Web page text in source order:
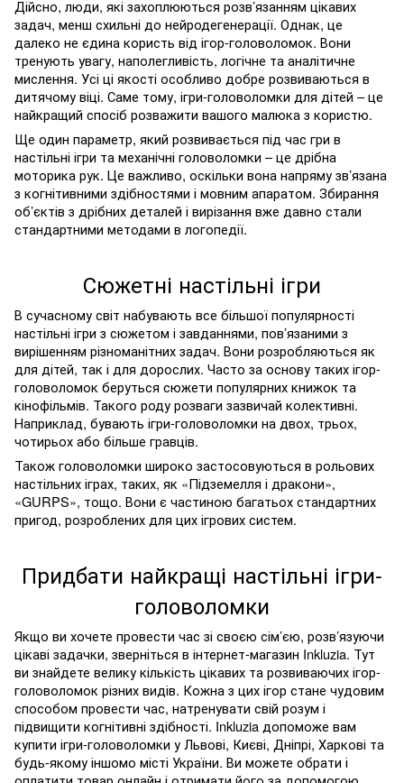
Дійсно, люди, які захоплюються розв’язанням цікавих
задач, менш схильні до нейродегенерації. Однак, це
далеко не єдина користь від ігор-головоломок. Вони
тренують увагу, наполегливість, логічне та аналітичне
мислення. Усі ці якості особливо добре розвиваються в
дитячому віці. Саме тому, ігри-головоломки для дітей – це
найкращий спосіб розважити вашого малюка з користю.
Ще один параметр, який розвивається під час гри в
настільні ігри та механічні головоломки – це дрібна
моторика рук. Це важливо, оскільки вона напряму зв’язана
з когнітивними здібностями і мовним апаратом. Збирання
об’єктів з дрібних деталей і вирізання вже давно стали
стандартними методами в логопедії.
Сюжетні настільні ігри
В сучасному світ набувають все більшої популярності
настільні ігри з сюжетом і завданнями, пов’язаними з
вирішенням різноманітних задач. Вони розробляються як
для дітей, так і для дорослих. Часто за основу таких ігор-
головоломок беруться сюжети популярних книжок та
кінофільмів. Такого роду розваги зазвичай колективні.
Наприклад, бувають ігри-головоломки на двох, трьох,
чотирьох або більше гравців.
Також головоломки широко застосовуються в рольових
настільних іграх, таких, як «Підземелля і дракони»,
«GURPS», тощо. Вони є частиною багатьох стандартних
пригод, розроблених для цих ігрових систем.
Придбати найкращі настільні ігри-
головоломки
Якщо ви хочете провести час зі своєю сім’єю, розв’язуючи
цікаві задачки, зверніться в інтернет-магазин Inkluzia. Тут
ви знайдете велику кількість цікавих та розвиваючих ігор-
головоломок різних видів. Кожна з цих ігор стане чудовим
способом провести час, натренувати свій розум і
підвищити когнітивні здібності. Inkluzia допоможе вам
купити ігри-головоломки у Львові, Києві, Дніпрі, Харкові та
будь-якому іншомо місті України. Ви можете обрати і